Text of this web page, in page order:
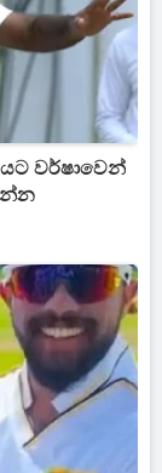
වර්ෂාවෙන්